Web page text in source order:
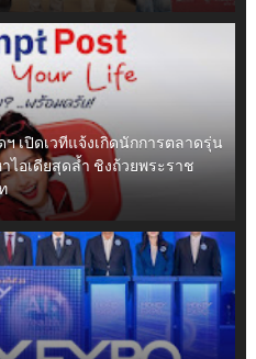
เปิดเวทีแจ้งเกิดนักการตลาดรุ่น
าไอเดียสุดล้ำ ชิงถ้วยพระราช